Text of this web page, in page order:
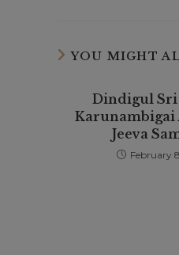
YOU MIGHT
Dindigul Sri
Karunambigai
Jeeva
February